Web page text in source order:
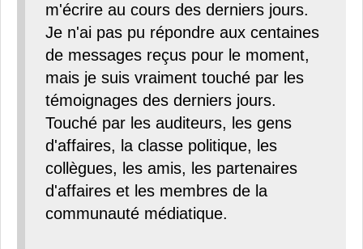
m'écrire au cours des derniers jours.
Je n'ai pas pu répondre aux centaines
de messages reçus pour le moment,
mais je suis vraiment touché par les
témoignages des derniers jours.
Touché par les auditeurs, les gens
d'affaires, la classe politique, les
collègues, les amis, les partenaires
d'affaires et les membres de la
communauté médiatique.